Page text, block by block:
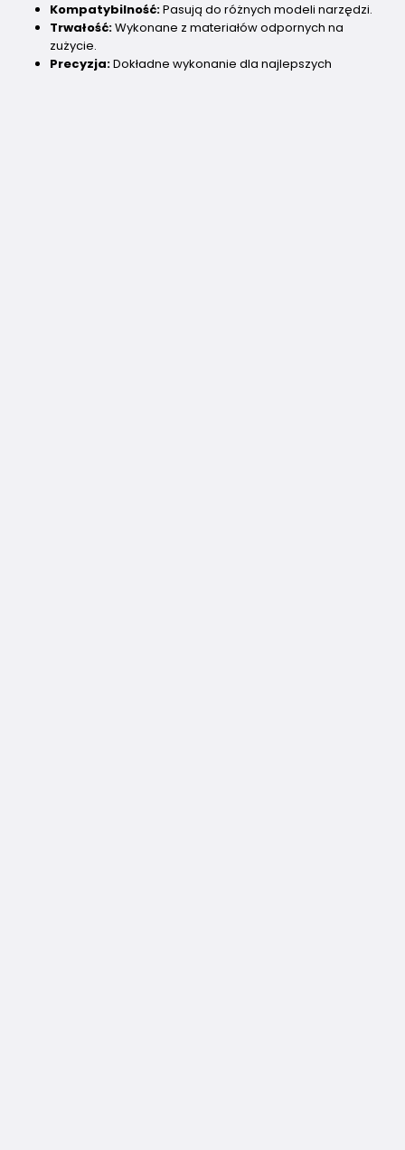
Kompatybilność:Pasują do różnych modeli narzędzi.
Trwałość:Wykonane z materiałów odpornych na
zużycie.
Precyzja:Dokładne wykonanie dla najlepszych